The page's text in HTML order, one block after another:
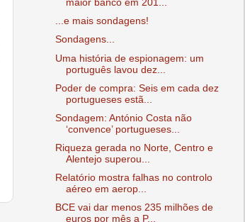
maior banco em 201...
...e mais sondagens!
Sondagens...
Uma história de espionagem: um
português lavou dez...
Poder de compra: Seis em cada dez
portugueses estã...
Sondagem: António Costa não
‘convence’ portugueses...
Riqueza gerada no Norte, Centro e
Alentejo superou...
Relatório mostra falhas no controlo
aéreo em aerop...
BCE vai dar menos 235 milhões de
euros por mês a P...